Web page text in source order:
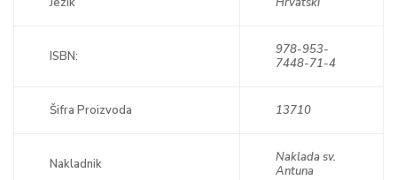
ISBN:
978-953-
7448-71-4
Šifra Proizvoda 13710
Nakladnik
Naklada sv.
Antuna